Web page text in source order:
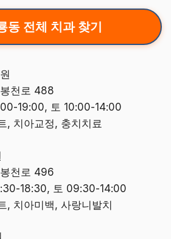
동 전체 치과 찾기
천로 488
19:00, 토 10:00-14:00
, 치아교정, 충치치료
천로 496
18:30, 토 09:30-14:00
, 치아미백, 사랑니발치